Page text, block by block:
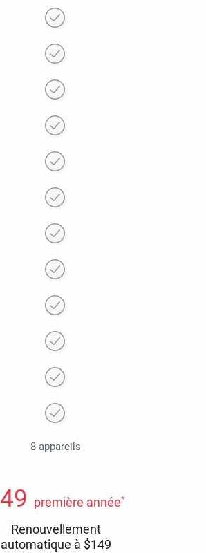
8 appareils
49 première année*
Renouvellement
automatique à $149